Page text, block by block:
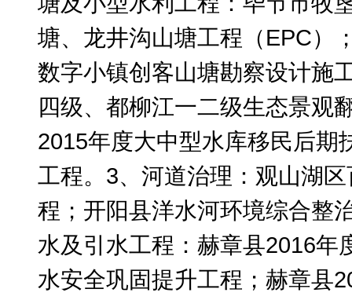
塘、龙井沟山塘工程（EPC）
数字小镇创客山塘勘察设计施
四级、都柳江一二级生态景观
2015年度大中型水库移民后期
工程。3、河道治理：观山湖
程；开阳县洋水河环境综合整
水及引水工程：赫章县2016年
水安全巩固提升工程；赫章县